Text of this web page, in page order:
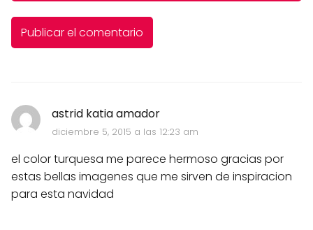
astrid katia amador
diciembre 5, 2015 a las 12:23 am
el color turquesa me parece hermoso gracias por
estas bellas imagenes que me sirven de inspiracion
para esta navidad